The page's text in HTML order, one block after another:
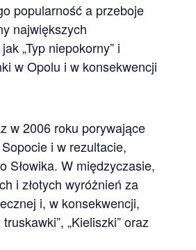
popularność a przeboje
największych
„Typ niepokorny” i
w Opolu i w konsekwencji
w 2006 roku porywające
i w rezultacie,
Słowika. W międzyczasie,
i złotych wyróżnień za
i, w konsekwencji,
„Kieliszki” oraz